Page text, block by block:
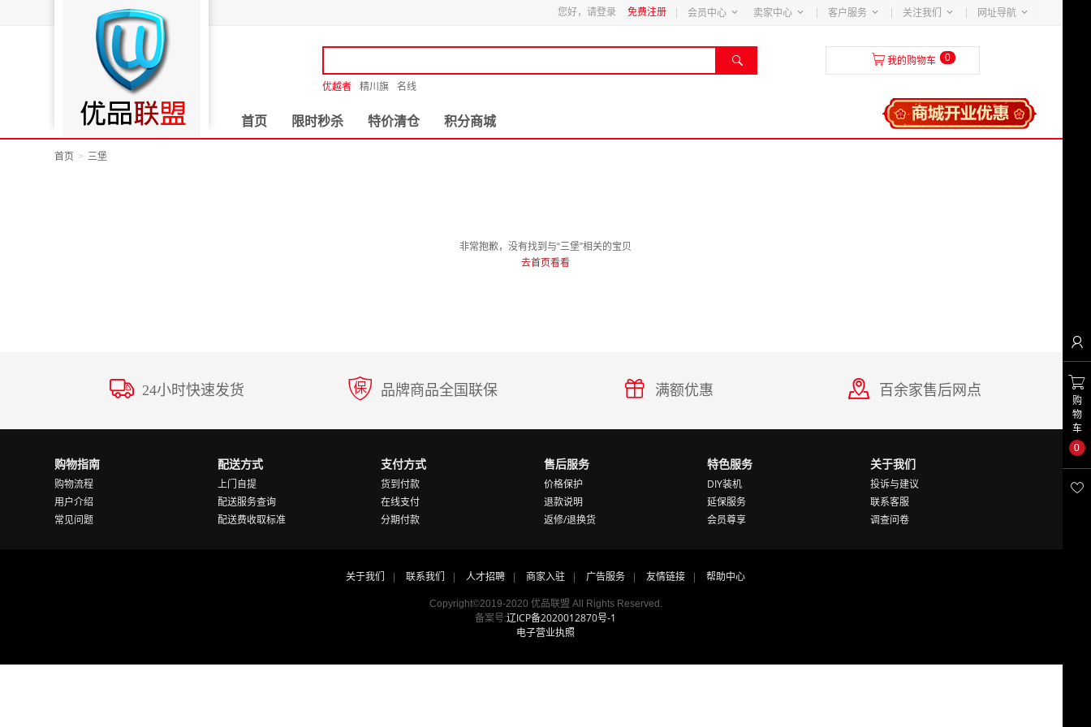
您好，请登录 免费注册 会员中心  卖家中心  客户服务  关注我们  网址导航 

优越者 精川旗 名线
 我的购物车 0
首页 限时秒杀 特价清仓 积分商城
首页 三堡
非常抱歉，没有找到与“三堡”相关的宝贝
去首页看看
24小时快速发货 品牌商品全国联保 满额优惠 百余家售后网点
购物指南
购物流程
用户介绍
常见问题
配送方式
上门自提
配送服务查询
配送费收取标准
支付方式
货到付款
在线支付
分期付款
售后服务
价格保护
退款说明
返修/退换货
特色服务
DIY装机
延保服务
会员尊享
关于我们
投诉与建议
联系客服
调查问卷
关于我们 联系我们 人才招聘 商家入驻 广告服务 友情链接 帮助中心
Copyright©2019-2020 优品联盟 All Rights Reserved.
备案号:辽ICP备2020012870号-1
电子营业执照


购
物
车
0
